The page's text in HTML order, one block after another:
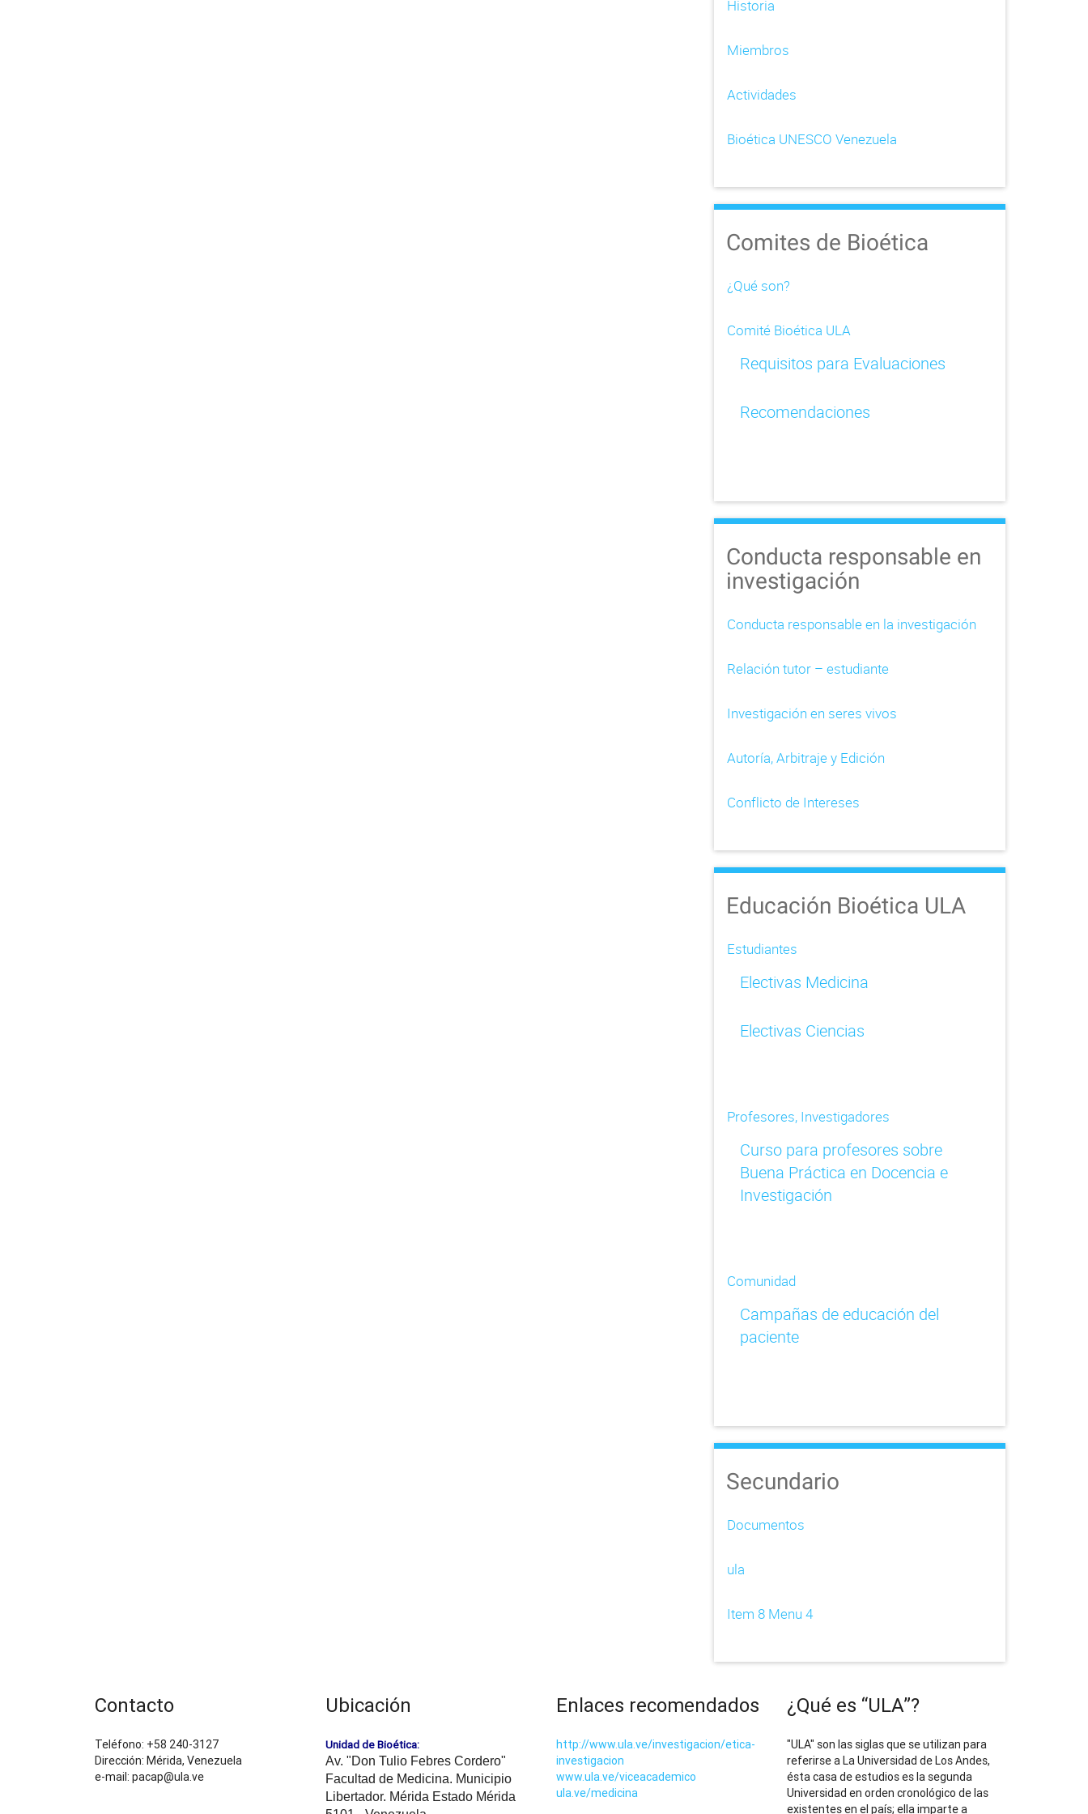
Historia
Miembros
Actividades
Bioética UNESCO Venezuela
Comites de Bioética
¿Qué son?
Comité Bioética ULA
Requisitos para Evaluaciones
Recomendaciones
Conducta responsable en
investigación
Conducta responsable en la investigación
Relación tutor – estudiante
Investigación en seres vivos
Autoría, Arbitraje y Edición
Conflicto de Intereses
Educación Bioética ULA
Estudiantes
Electivas Medicina
Electivas Ciencias
Profesores, Investigadores
Curso para profesores sobre
Buena Práctica en Docencia e
Investigación
Comunidad
Campañas de educación del
paciente
Secundario
Documentos
ula
Item 8 Menu 4
Contacto
Teléfono: +58 240-3127
Dirección: Mérida, Venezuela
e-mail: pacap@ula.ve
Ubicación
Unidad de Bioética:
Av. "Don Tulio Febres Cordero"
Facultad de Medicina. Municipio
Libertador. Mérida Estado Mérida
Enlaces recomendados
http://www.ula.ve/investigacion/etica-
investigacion
www.ula.ve/viceacademico
ula.ve/medicina
¿Qué es “ULA”?
"ULA" son las siglas que se utilizan para
referirse a La Universidad de Los Andes,
ésta casa de estudios es la segunda
Universidad en orden cronológico de las
existentes en el país; ella imparte a